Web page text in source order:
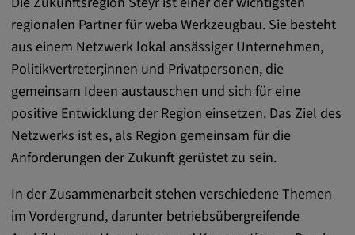
regionalen Partner für weba Werkzeugbau. Sie besteht
aus einem Netzwerk lokal ansässiger Unternehmen,
Politikvertreter;innen und Privatpersonen, die
gemeinsam Ideen austauschen und sich für eine
positive Entwicklung der Region einsetzen. Das Ziel des
Netzwerks ist es, als Region gemeinsam für die
Anforderungen der Zukunft gerüstet zu sein.
In der Zusammenarbeit stehen verschiedene Themen
im Vordergrund, darunter betriebsübergreifende
connected-devices, yt-remote-device-id, yt-
remote-fast-check-period, yt-remote-session-
app, yt-remote-session-name, IDE,
LOGIN_INFO, PREF, LOGIN_INFO, PREF,
SEARCH_SAMESITE, OGPC, OTZ, NID,
SAPISID, SIDCC, yt-player-headers-
readable,
ytidb::LAST_RESULT_ENTRY_KEY, yt-
bandwidth
Anbieter: